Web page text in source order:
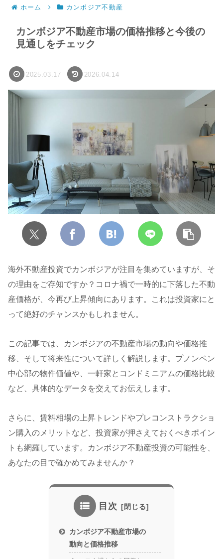
ホーム カンボジア不動産
カンボジア不動産市場の価格推移と今後の
見通しをチェック
2025.03.17 2026.04.14
海外不動産投資でカンボジアが注目を集めていますが、そ
の理由をご存知ですか？コロナ禍で一時的に下落した不動
産価格が、今再び上昇傾向にあります。これは投資家にと
って絶好のチャンスかもしれません。
この記事では、カンボジアの不動産市場の動向や価格推
移、そして将来性について詳しく解説します。プノンペン
中心部の物件価値や、一軒家とコンドミニアムの価格比較
など、具体的なデータを交えてお伝えします。
さらに、賃料相場の上昇トレンドやプレコンストラクショ
ン購入のメリットなど、投資家が押さえておくべきポイン
トも網羅しています。カンボジア不動産投資の可能性を、
あなたの目で確かめてみませんか？
目次
カンボジア不動産市場の
動向と価格推移